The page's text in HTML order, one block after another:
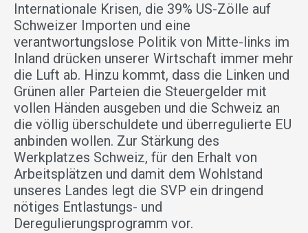
Internationale Krisen, die 39% US-Zölle auf
Schweizer Importen und eine
verantwortungslose Politik von Mitte-links im
Inland drücken unserer Wirtschaft immer mehr
die Luft ab. Hinzu kommt, dass die Linken und
Grünen aller Parteien die Steuergelder mit
vollen Händen ausgeben und die Schweiz an
die völlig überschuldete und überregulierte EU
anbinden wollen. Zur Stärkung des
Werkplatzes Schweiz, für den Erhalt von
Arbeitsplätzen und damit dem Wohlstand
unseres Landes legt die SVP ein dringend
nötiges Entlastungs- und
Deregulierungsprogramm vor.